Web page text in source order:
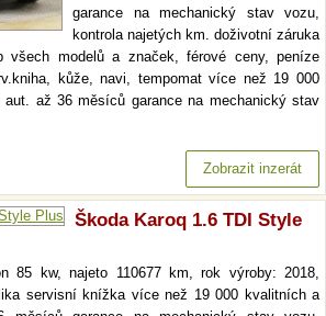
garance na mechanický stav vozu,
kontrola najetých km. doživotní záruka
všech modelů a značek, férové ceny, peníze
kůže, navi, tempomat více než 19 000
aut. až 36 měsíců garance na mechanický stav
Zobrazit inzerát
Škoda Karoq 1.6 TDI Style
85 kw, najeto 110677 km, rok výroby: 2018,
servisní knížka více než 19 000 kvalitních a